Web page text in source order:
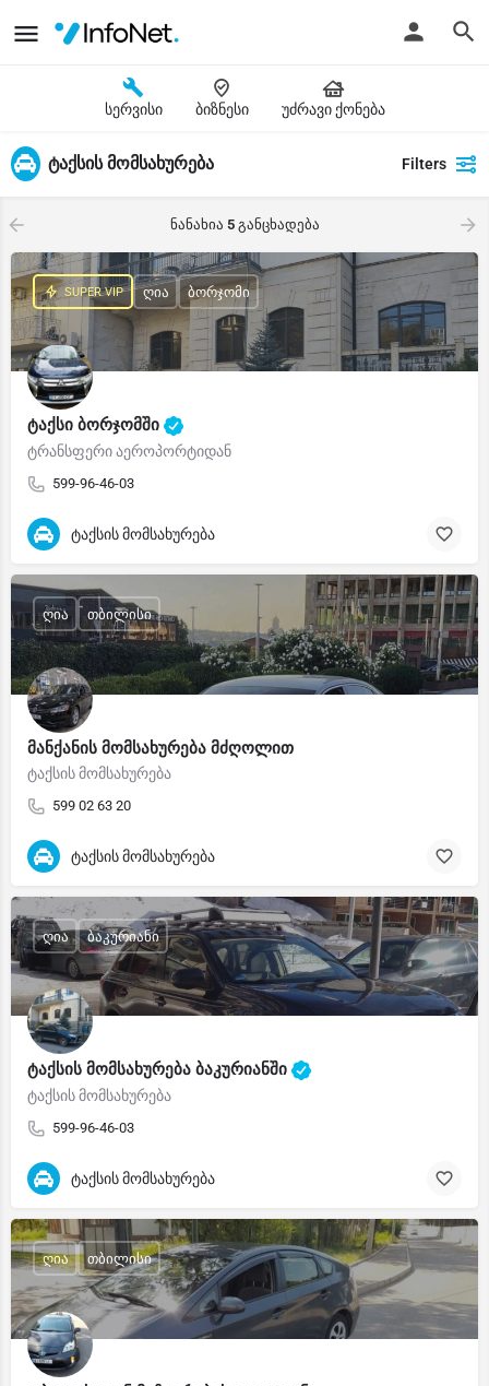
სერვისი ბიზნესი უძრავი ქონება
ტაქსის მომსახურება Filters
ნანახია 5განცხადება
ტაქსი ბორჯომში
ტრანსფერი აეროპორტიდან
599-96-46-03
ღია ბორჯომი
ტაქსის მომსახურება
მანქანის მომსახურება მძღოლით
ტაქსის მომსახურება
599 02 63 20
ღია თბილისი
ტაქსის მომსახურება
ტაქსის მომსახურება ბაკურიანში
ტაქსის მომსახურება
599-96-46-03
ღია ბაკურიანი
ტაქსის მომსახურება
ღია თბილისი